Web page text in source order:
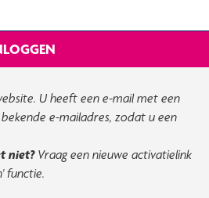
U heeft een e-mail met een
e-mailadres, zodat u een
niet?Vraag een nieuwe activatielink
functie.